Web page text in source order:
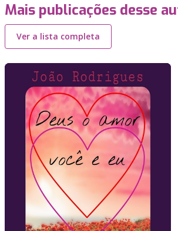
Mais publicações desse
Ver a lista completa